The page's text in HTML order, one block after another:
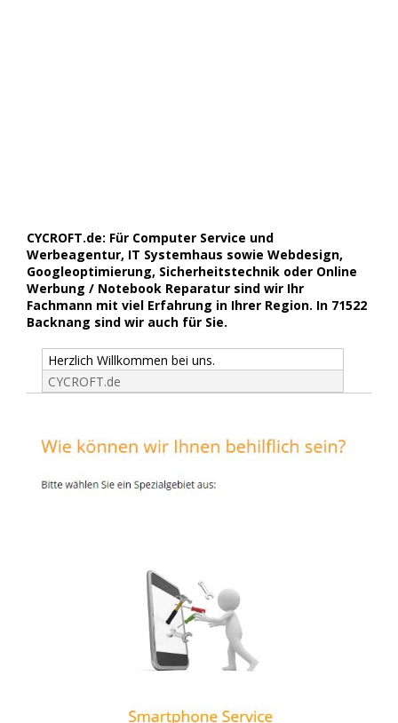
CYCROFT.de: Für Computer Service und
Werbeagentur, IT Systemhaus sowie Webdesign,
Googleoptimierung, Sicherheitstechnik oder Online
Werbung / Notebook Reparatur sind wir Ihr
Fachmann mit viel Erfahrung in Ihrer Region. In 71522
Backnang sind wir auch für Sie.
Herzlich Willkommen bei uns.
CYCROFT.de